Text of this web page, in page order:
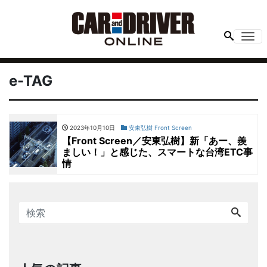
e-TAG
2023年10月10日 安東弘樹 Front Screen
【Front Screen／安東弘樹】新「あー、羨
ましい！」と感じた、スマートな台湾ETC事
情